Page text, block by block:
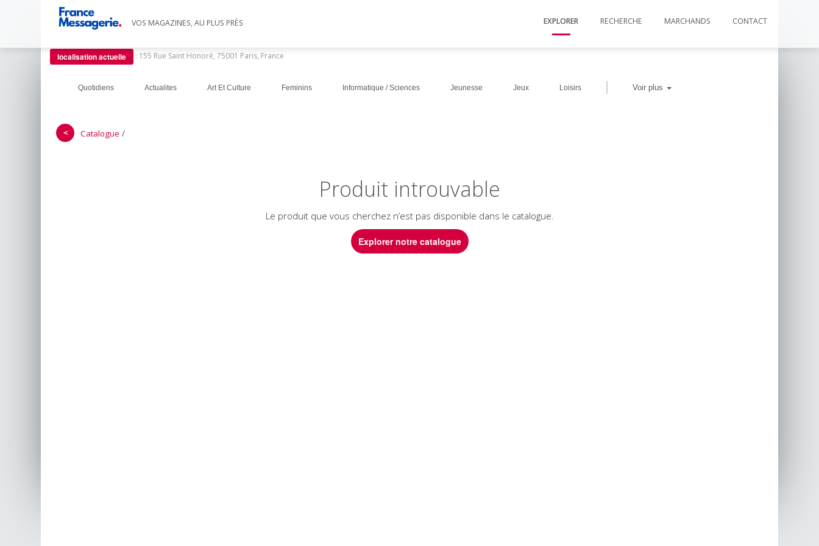
VOS MAGAZINES, AU PLUS PRÈS EXPLORER RECHERCHE MARCHANDS CONTACT
localisation actuelle : 155 Rue Saint Honoré, 75001 Paris, France
Quotidiens Actualites Art Et Culture Feminins Informatique / Sciences Jeunesse Jeux Loisirs | Voir plus
＜ Catalogue /
Produit introuvable
Le produit que vous cherchez n’est pas disponible dans le catalogue.
Explorer notre catalogue